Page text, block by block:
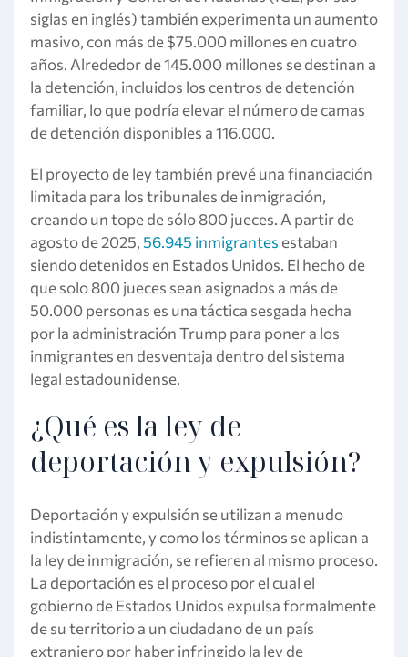
siglas en inglés) también experimenta un aumento
masivo, con más de $75.000 millones en cuatro
años. Alrededor de 145.000 millones se destinan a
la detención, incluidos los centros de detención
familiar, lo que podría elevar el número de camas
de detención disponibles a 116.000.
El proyecto de ley también prevé una financiación
limitada para los tribunales de inmigración,
creando un tope de sólo 800 jueces. A partir de
agosto de 2025,56.945 inmigrantes estaban
siendo detenidos en Estados Unidos. El hecho de
que solo 800 jueces sean asignados a más de
50.000 personas es una táctica sesgada hecha
por la administración Trump para poner a los
inmigrantes en desventaja dentro del sistema
legal estadounidense.
¿Qué es la ley de
deportación y expulsión?
Deportación y expulsión se utilizan a menudo
indistintamente, y como los términos se aplican a
la ley de inmigración, se refieren al mismo proceso.
La deportación es el proceso por el cual el
gobierno de Estados Unidos expulsa formalmente
de su territorio a un ciudadano de un país
extranjero por haber infringido la ley de